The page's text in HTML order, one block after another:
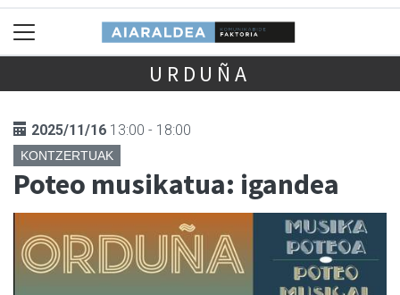
URDUÑA
2025/11/16 13:00 - 18:00
KONTZERTUAK
Poteo musikatua: igandea